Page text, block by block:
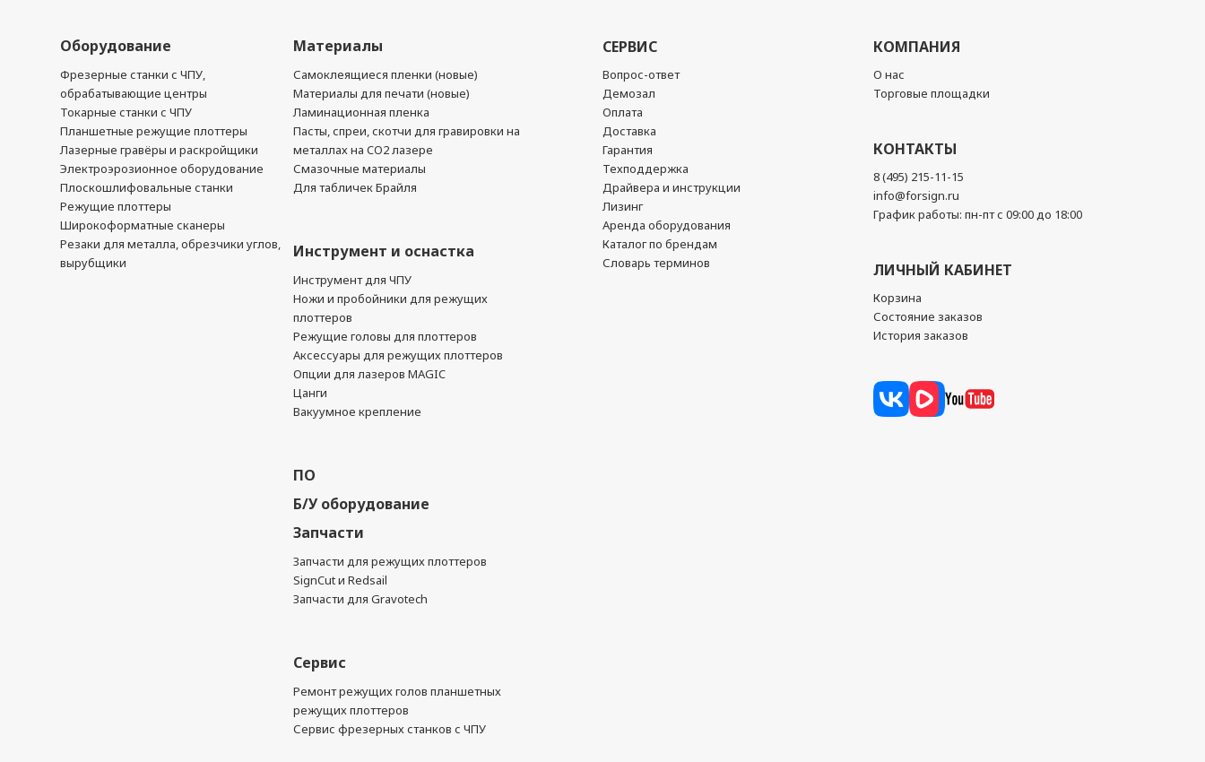
Оборудование
Фрезерные станки с ЧПУ,
обрабатывающие центры
Токарные станки с ЧПУ
Планшетные режущие плоттеры
Лазерные гравёры и раскройщики
Электроэрозионное оборудование
Плоскошлифовальные станки
Режущие плоттеры
Широкоформатные сканеры
Резаки для металла, обрезчики углов,
вырубщики
Материалы
Самоклеящиеся пленки (новые)
Материалы для печати (новые)
Ламинационная пленка
Пасты, спреи, скотчи для гравировки на
металлах на CO2 лазере
Смазочные материалы
Для табличек Брайля
Инструмент и оснастка
Инструмент для ЧПУ
Ножи и пробойники для режущих
плоттеров
Режущие головы для плоттеров
Аксессуары для режущих плоттеров
Опции для лазеров MAGIC
Цанги
Вакуумное крепление
ПО
Б/У оборудование
Запчасти
Запчасти для режущих плоттеров
SignCut и Redsail
Запчасти для Gravotech
Сервис
Ремонт режущих голов планшетных
режущих плоттеров
Сервис фрезерных станков с ЧПУ
СЕРВИС
Вопрос-ответ
Демозал
Оплата
Доставка
Гарантия
Техподдержка
Драйвера и инструкции
Лизинг
Аренда оборудования
Каталог по брендам
Словарь терминов
КОМПАНИЯ
О нас
Торговые площадки
КОНТАКТЫ
8 (495) 215-11-15
info@forsign.ru
График работы: пн-пт с 09:00 до 18:00
ЛИЧНЫЙ КАБИНЕТ
Корзина
Состояние заказов
История заказов